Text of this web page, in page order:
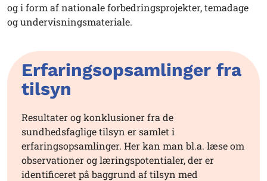
og i form af nationale forbedringsprojekter, temadage
og undervisningsmateriale.
Erfaringsopsamlinger fra
tilsyn
Resultater og konklusioner fra de
sundhedsfaglige tilsyn er samlet i
erfaringsopsamlinger. Her kan man bl.a. læse om
observationer og læringspotentialer, der er
identificeret på baggrund af tilsyn med